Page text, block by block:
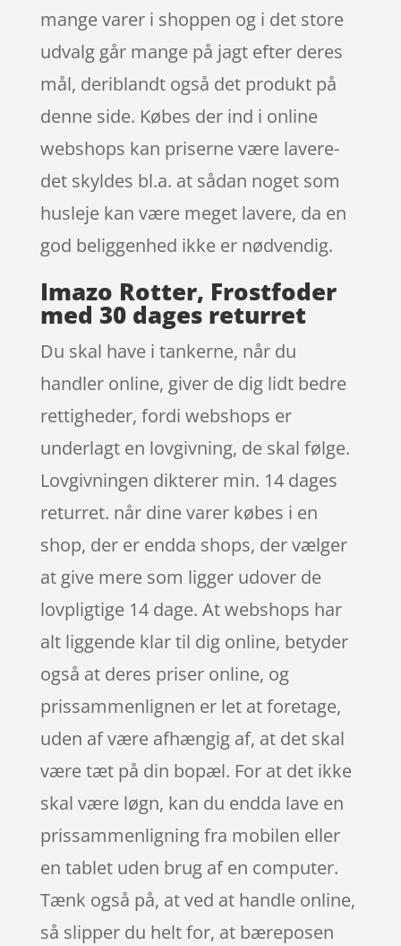
mange varer i shoppen og i det store
udvalg går mange på jagt efter deres
mål, deriblandt også det produkt på
denne side. Købes der ind i online
webshops kan priserne være lavere-
det skyldes bl.a. at sådan noget som
husleje kan være meget lavere, da en
god beliggenhed ikke er nødvendig.
Imazo Rotter, Frostfoder
med 30 dages returret
Du skal have i tankerne, når du
handler online, giver de dig lidt bedre
rettigheder, fordi webshops er
underlagt en lovgivning, de skal følge.
Lovgivningen dikterer min. 14 dages
returret. når dine varer købes i en
shop, der er endda shops, der vælger
at give mere som ligger udover de
lovpligtige 14 dage. At webshops har
alt liggende klar til dig online, betyder
også at deres priser online, og
prissammenlignen er let at foretage,
uden af være afhængig af, at det skal
være tæt på din bopæl. For at det ikke
skal være løgn, kan du endda lave en
prissammenligning fra mobilen eller
en tablet uden brug af en computer.
Tænk også på, at ved at handle online,
så slipper du helt for, at bæreposen